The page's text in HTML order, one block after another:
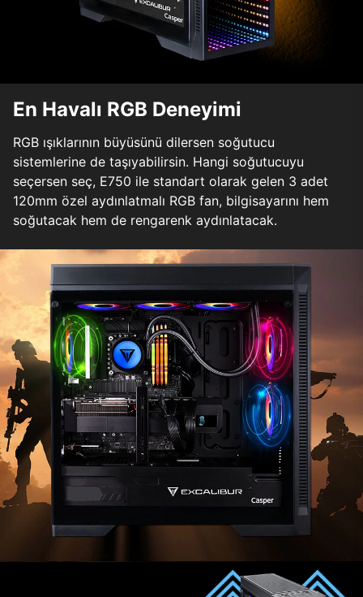
En Havalı RGB Deneyimi
RGB ışıklarının büyüsünü dilersen soğutucu
sistemlerine de taşıyabilirsin. Hangi soğutucuyu
seçersen seç, E750 ile standart olarak gelen 3 adet
120mm özel aydınlatmalı RGB fan, bilgisayarını hem
soğutacak hem de rengarenk aydınlatacak.